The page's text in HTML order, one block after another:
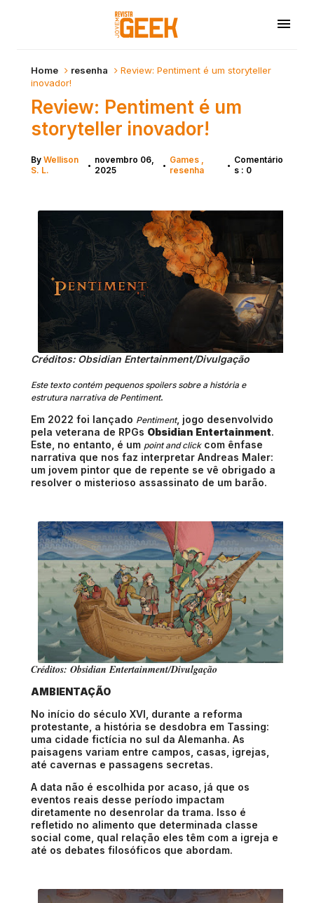
Home resenha
Review: Pentiment é um storyteller
inovador!
Review: Pentiment é um
storyteller inovador!
By Wellison
S. L.
• novembro 06,
2025
• Games
resenha
• Comentário
s : 0
Créditos: Obsidian Entertainment/Divulgação
Este texto contém pequenos spoilers sobre a história e
estrutura narrativa de Pentiment.
Em 2022 foi lançado Pentiment, jogo desenvolvido
pela veterana de RPGs Obsidian Entertainment.
Este, no entanto, é um point and clickcom ênfase
narrativa que nos faz interpretar Andreas Maler:
um jovem pintor que de repente se vê obrigado a
resolver o misterioso assassinato de um barão.
Créditos: Obsidian Entertainment/Divulgação
AMBIENTAÇÃO
No início do século XVI, durante a reforma
protestante, a história se desdobra em Tassing:
uma cidade fictícia no sul da Alemanha. As
paisagens variam entre campos, casas, igrejas,
até cavernas e passagens secretas.
A data não é escolhida por acaso, já que os
eventos reais desse período impactam
diretamente no desenrolar da trama. Isso é
refletido no alimento que determinada classe
social come, qual relação eles têm com a igreja e
até os debates filosóficos que abordam.